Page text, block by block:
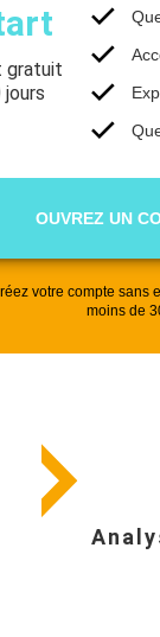
gratuit
jours
OUVREZ UN
votre compte sans
moins de